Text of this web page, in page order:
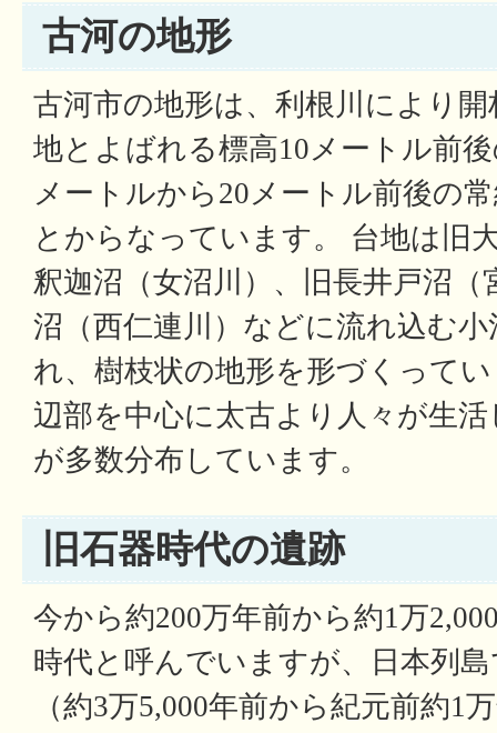
古河の地形
古河市の地形は、利根川により
地とよばれる標高10メートル前
メートルから20メートル前後の
とからなっています。 台地は旧
釈迦沼（女沼川）、旧長井戸沼（
沼（西仁連川）などに流れ込む
れ、樹枝状の地形を形づくって
辺部を中心に太古より人々が生
が多数分布しています。
旧石器時代の遺跡
今から約200万年前から約1万
時代と呼んでいますが、日本列
（約3万5,000年前から紀元前約1